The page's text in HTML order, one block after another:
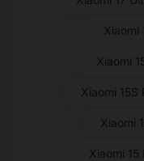
Xiaomi
Xiaomi
Xiaomi 15S
Xiaomi
Xiaomi 15